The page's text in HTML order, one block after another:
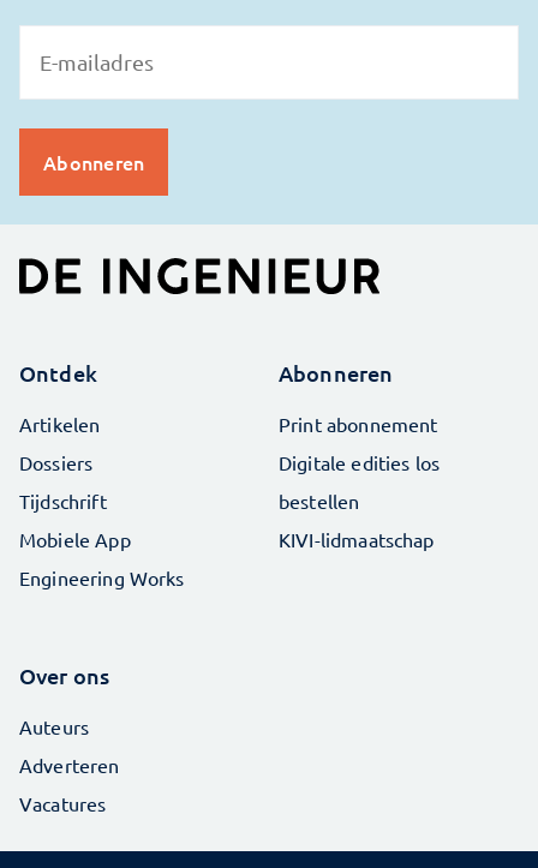
Ontdek
Artikelen
Dossiers
Tijdschrift
Mobiele App
Engineering Works
Abonneren
Print abonnement
Digitale edities los
bestellen
KIVI-lidmaatschap
Over ons
Auteurs
Adverteren
Vacatures